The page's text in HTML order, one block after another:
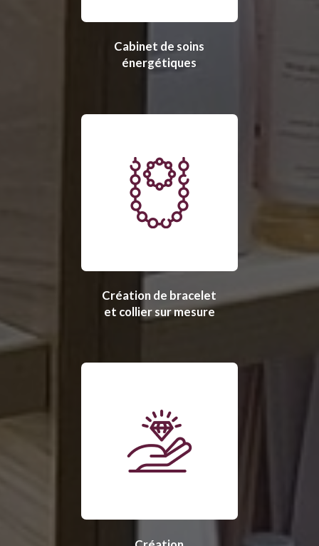
Cabinet de soins
énergétiques
Création de bracelet
et collier sur mesure